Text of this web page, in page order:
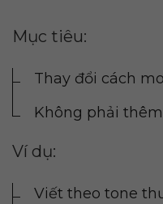
Mục tiêu:
Thay đổi cách
Không phải thêm
Ví dụ:
Viết theo tone